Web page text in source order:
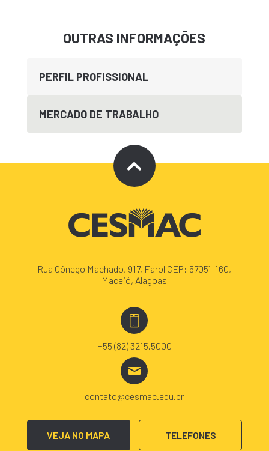
OUTRAS INFORMAÇÕES
PERFIL PROFISSIONAL
MERCADO DE TRABALHO
Rua Cônego Machado, 917, Farol CEP: 57051-160,
Maceió, Alagoas
+55 (82) 3215.5000
contato@cesmac.edu.br
VEJA NO MAPA TELEFONES